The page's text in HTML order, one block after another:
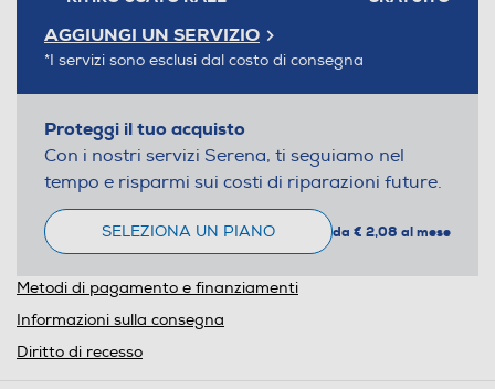
AGGIUNGI UN SERVIZIO
*I servizi sono esclusi dal costo di consegna
Proteggi il tuo acquisto
Con i nostri servizi Serena, ti seguiamo nel
tempo e risparmi sui costi di riparazioni future.
SELEZIONA UN PIANO da € 2,08 al mese
Metodi di pagamento e finanziamenti
Informazioni sulla consegna
Diritto di recesso